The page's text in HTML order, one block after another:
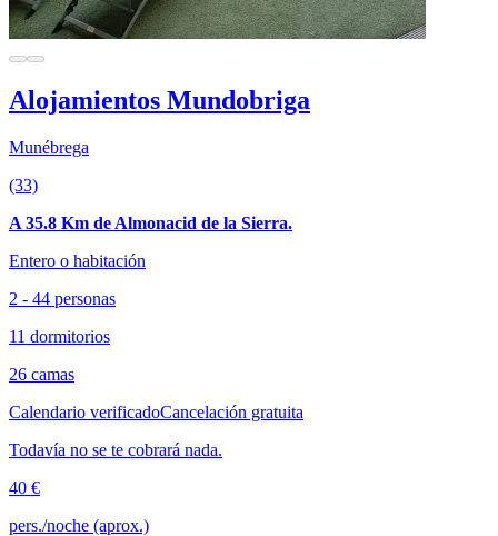
Alojamientos Mundobriga
Munébrega
(33)
A 35.8 Km de Almonacid de la Sierra.
Entero o habitación
2 - 44 personas
11 dormitorios
26 camas
Calendario verificadoCancelación gratuita
Todavía no se te cobrará nada.
40 €
pers./noche (aprox.)